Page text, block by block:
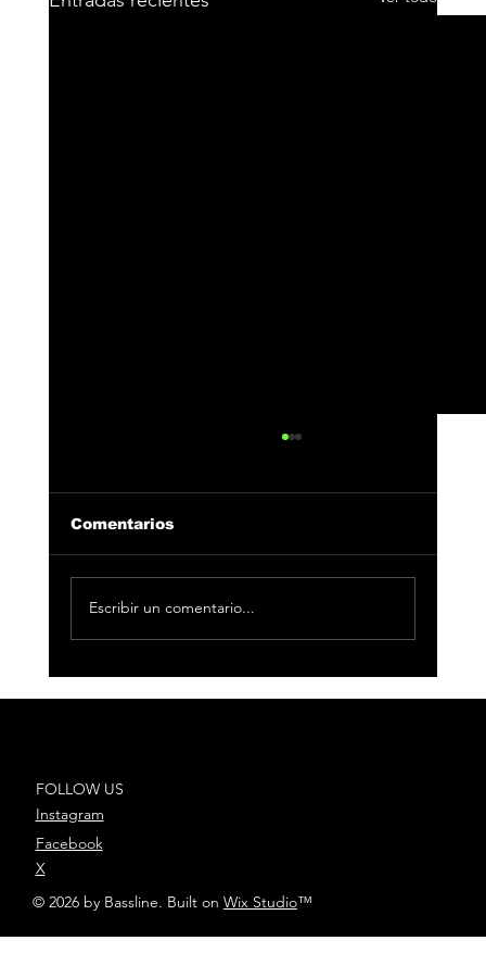
Comentarios
Escribir un comentario...
FOLLOW US
Instagram
Facebook
X
© 2026 by Bassline. Built on Wix Studio™